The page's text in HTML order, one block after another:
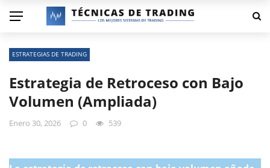
ESTRATEGIAS DE TRADING
Estrategia de Retroceso con Bajo
Volumen (Ampliada)
Enero 30, 2026 0 539